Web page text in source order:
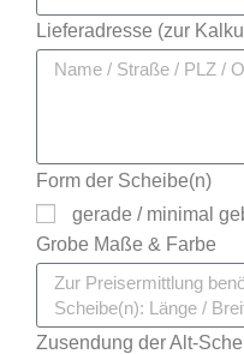
Lieferadresse (zur
Form der Scheibe(n)
gerade / minimal
Grobe Maße & Farbe
Zusendung der Alt-